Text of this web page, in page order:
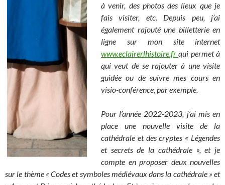
à venir, des photos des lieux que je
fais visiter, etc. Depuis peu, j’ai
également rajouté une billetterie en
ligne sur mon site internet
www.eclairerlhistoire.frqui permet à
qui veut de se rajouter à une visite
guidée ou de suivre mes cours en
visio-conférence, par exemple.
Pour l’année 2022-2023, j’ai mis en
place une nouvelle visite de la
cathédrale et des cryptes « Légendes
et secrets de la cathédrale », et je
compte en proposer deux nouvelles
sur le thème « Codes et symboles médiévaux dans la cathédrale » et